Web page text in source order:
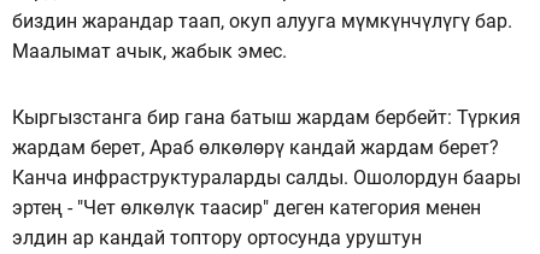
биздин жарандар таап, окуп алууга мүмкүнчүлүгү бар.
Маалымат ачык, жабык эмес.
Кыргызстанга бир гана батыш жардам бербейт: Түркия
жардам берет, Араб өлкөлөрү кандай жардам берет?
Канча инфраструктураларды салды. Ошолордун баары
эртең - "Чет өлкөлүк таасир" деген категория менен
элдин ар кандай топтору ортосунда уруштун